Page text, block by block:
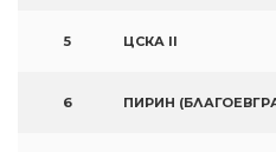
5 ЦСКА II
6 ПИРИН